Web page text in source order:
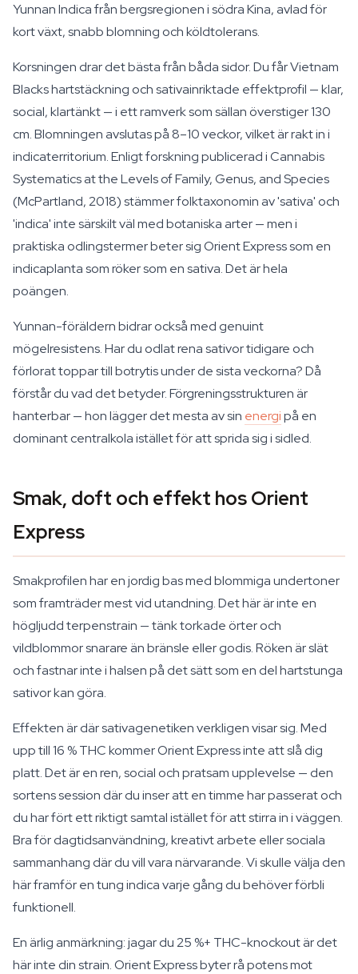
Yunnan Indica från bergsregionen i södra Kina, avlad för
kort växt, snabb blomning och köldtolerans.
Korsningen drar det bästa från båda sidor. Du får Vietnam
Blacks hartstäckning och sativainriktade effektprofil — klar,
social, klartänkt — i ett ramverk som sällan överstiger 130
cm. Blomningen avslutas på 8–10 veckor, vilket är rakt in i
indicaterritorium. Enligt forskning publicerad i Cannabis
Systematics at the Levels of Family, Genus, and Species
(McPartland, 2018) stämmer folktaxonomin av 'sativa' och
'indica' inte särskilt väl med botaniska arter — men i
praktiska odlingstermer beter sig Orient Express som en
indicaplanta som röker som en sativa. Det är hela
poängen.
Yunnan-föräldern bidrar också med genuint
mögelresistens. Har du odlat rena sativor tidigare och
förlorat toppar till botrytis under de sista veckorna? Då
förstår du vad det betyder. Förgreningsstrukturen är
hanterbar — hon lägger det mesta av sin energipå en
dominant centralkola istället för att sprida sig i sidled.
Smak, doft och effekt hos Orient
Express
Smakprofilen har en jordig bas med blommiga undertoner
som framträder mest vid utandning. Det här är inte en
högljudd terpenstrain — tänk torkade örter och
vildblommor snarare än bränsle eller godis. Röken är slät
och fastnar inte i halsen på det sätt som en del hartstunga
sativor kan göra.
Effekten är där sativagenetiken verkligen visar sig. Med
upp till 16 % THC kommer Orient Express inte att slå dig
platt. Det är en ren, social och pratsam upplevelse — den
sortens session där du inser att en timme har passerat och
du har fört ett riktigt samtal istället för att stirra in i väggen.
Bra för dagtidsanvändning, kreativt arbete eller sociala
sammanhang där du vill vara närvarande. Vi skulle välja den
här framför en tung indica varje gång du behöver förbli
funktionell.
En ärlig anmärkning: jagar du 25 %+ THC-knockout är det
här inte din strain. Orient Express byter rå potens mot